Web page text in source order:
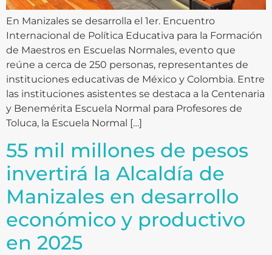
En Manizales se desarrolla el 1er. Encuentro
Internacional de Política Educativa para la Formación
de Maestros en Escuelas Normales, evento que
reúne a cerca de 250 personas, representantes de
instituciones educativas de México y Colombia. Entre
las instituciones asistentes se destaca a la Centenaria
y Benemérita Escuela Normal para Profesores de
Toluca, la Escuela Normal […]
55 mil millones de pesos
invertirá la Alcaldía de
Manizales en desarrollo
económico y productivo
en 2025